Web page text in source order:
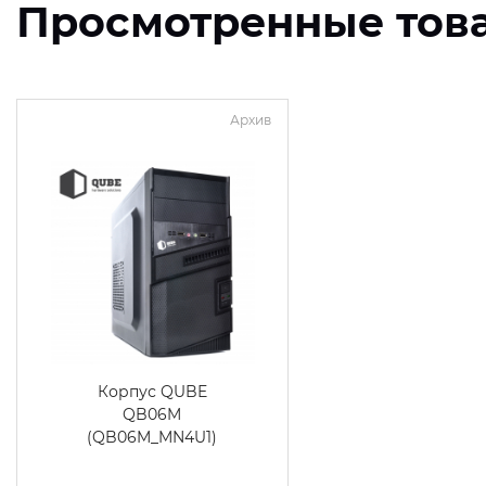
Просмотренные
Архив
Корпус QUBE
QB06M
(QB06M_MN4U1)